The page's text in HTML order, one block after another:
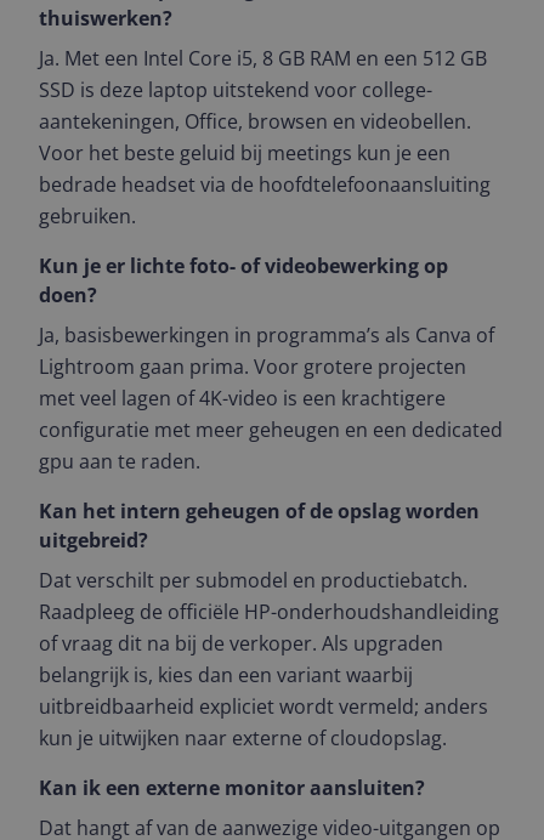
thuiswerken?
Ja. Met een Intel Core i5, 8 GB RAM en een 512 GB
SSD is deze laptop uitstekend voor college-
aantekeningen, Office, browsen en videobellen.
Voor het beste geluid bij meetings kun je een
bedrade headset via de hoofdtelefoonaansluiting
gebruiken.
Kun je er lichte foto- of videobewerking op
doen?
Ja, basisbewerkingen in programma’s als Canva of
Lightroom gaan prima. Voor grotere projecten
met veel lagen of 4K-video is een krachtigere
configuratie met meer geheugen en een dedicated
gpu aan te raden.
Kan het intern geheugen of de opslag worden
uitgebreid?
Dat verschilt per submodel en productiebatch.
Raadpleeg de officiële HP-onderhoudshandleiding
of vraag dit na bij de verkoper. Als upgraden
belangrijk is, kies dan een variant waarbij
uitbreidbaarheid expliciet wordt vermeld; anders
kun je uitwijken naar externe of cloudopslag.
Kan ik een externe monitor aansluiten?
Dat hangt af van de aanwezige video-uitgangen op